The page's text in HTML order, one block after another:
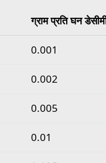
घन डेसीमीटर मान
ग्राम प्रति घन
0.001
0.002
0.005
0.01